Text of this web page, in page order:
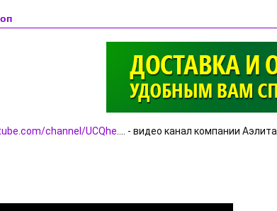
channel/UCQhe .... - видео канал компании Аэлита